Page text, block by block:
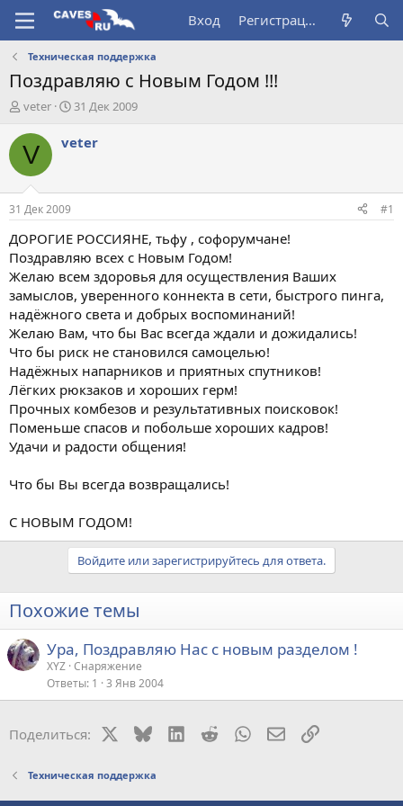
Вход Регистрация
Техническая поддержка
Поздравляю с Новым Годом !!!
А
т
о
т
е
м
ы
veter
Д
т
а
л
31 Дек 2009
V veter
31 Дек 2009 #1
ДОРОГИЕ РОССИЯНЕ, тьфу , софорумчане!
Поздравляю всех с Новым Годом!
Желаю всем здоровья для осуществления Ваших
замыслов, уверенного коннекта в сети, быстрого пинга,
надёжного света и добрых воспоминаний!
Желаю Вам, что бы Вас всегда ждали и дожидались!
Что бы риск не становился самоцелью!
Надёжных напарников и приятных спутников!
Лёгких рюкзаков и хороших герм!
Прочных комбезов и результативных поисковок!
Поменьше спасов и побольше хороших кадров!
Удачи и радости общения!
Что бы Вы всегда возвращались!
С НОВЫМ ГОДОМ!
Войдите или зарегистрируйтесь для ответа.
Похожие темы
Ура, Поздравляю Нас с новым разделом !
XYZ Снаряжение
Ответы 1 3 Янв 2004
Поделиться: BlueskyLinkedIn
RedditWhatsAppЭлектронная
Ссылка
Техническая поддержка